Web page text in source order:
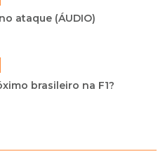
ataque (ÁUDIO)
brasileiro na F1?